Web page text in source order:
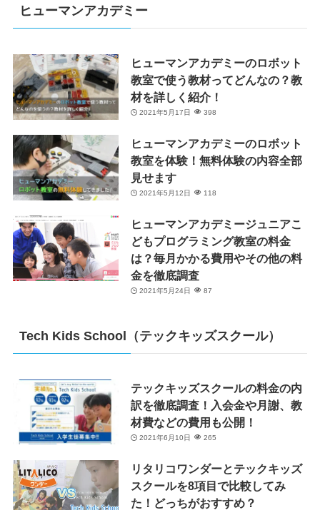
ヒューマンアカデミー
ヒューマンアカデミーのロボット
教室で使う教材ってどんなの？教
材を詳しく紹介！
2021年5月17日 398
ヒューマンアカデミーのロボット
教室を体験！無料体験の内容全部
見せます
2021年5月12日 118
ヒューマンアカデミージュニアこ
どもプログラミング教室の料金
は？毎月かかる費用やその他の料
金を徹底調査
2021年5月24日 87
Tech Kids School（テックキッズスクール）
テックキッズスクールの料金の内
訳を徹底調査！入会金や月謝、教
材費などの費用も公開！
2021年6月10日 265
リタリコワンダーとテックキッズ
スクールを8項目で比較してみ
た！どっちがおすすめ？